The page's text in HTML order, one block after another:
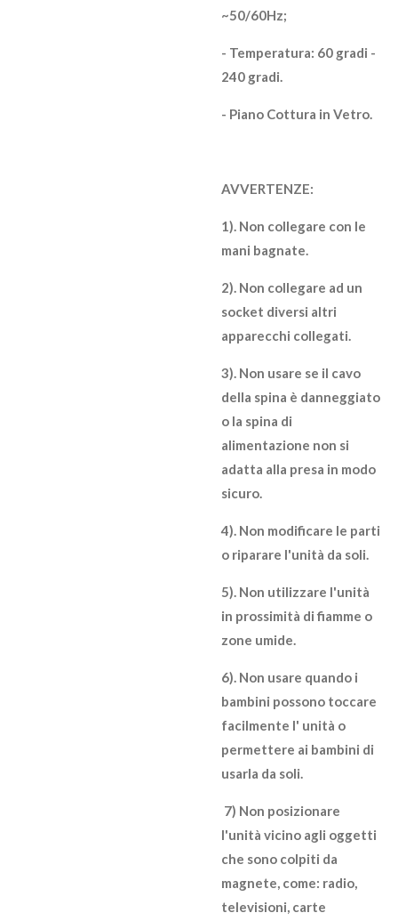
~50/60Hz;
- Temperatura: 60 gradi -
240 gradi.
- Piano Cottura in Vetro.
AVVERTENZE:
1). Non collegare con le
mani bagnate.
2). Non collegare ad un
socket diversi altri
apparecchi collegati.
3). Non usare se il cavo
della spina è danneggiato
o la spina di
alimentazione non si
adatta alla presa in modo
sicuro.
4). Non modificare le parti
o riparare l'unità da soli.
5). Non utilizzare l'unità
in prossimità di fiamme o
zone umide.
6). Non usare quando i
bambini possono toccare
facilmente l' unità o
permettere ai bambini di
usarla da soli.
7) Non posizionare
l'unità vicino agli oggetti
che sono colpiti da
magnete, come: radio,
televisioni, carte